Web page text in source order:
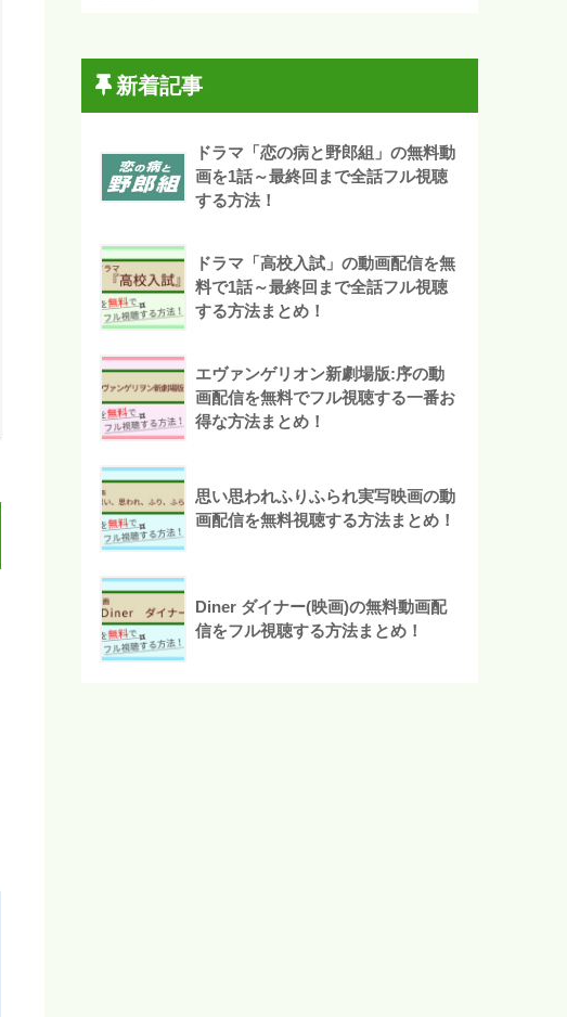
新着記事
ドラマ「恋の病と野郎組」の無料動
画を1話～最終回まで全話フル視聴
する方法！
ドラマ「高校入試」の動画配信を無
料で1話～最終回まで全話フル視聴
する方法まとめ！
エヴァンゲリオン新劇場版:序の動
画配信を無料でフル視聴する一番お
得な方法まとめ！
思い思われふりふられ実写映画の動
画配信を無料視聴する方法まとめ！
Diner ダイナー(映画)の無料動画配
信をフル視聴する方法まとめ！